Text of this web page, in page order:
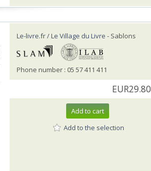
Le-livre.fr / Le Village du Livre - Sablons
Phone number : 05 57 411 411
EUR29.80
Add to cart
Add to the selection